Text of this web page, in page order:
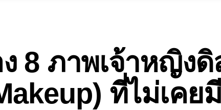
8 ภาพเจ้าหญิง
ที่ไม่เคย